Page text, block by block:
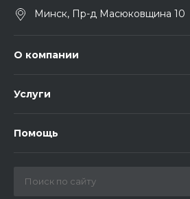
Минск, Пр-д Масюковщина 10
О компании
Услуги
Помощь